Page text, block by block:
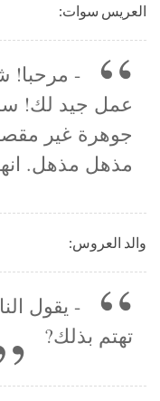
العريس سوات:
- مرحبا!
عمل جيد لك!
جوهرة غير
مذهل مذهل.
والد العروس:
- يقول
تهتم بذلك?